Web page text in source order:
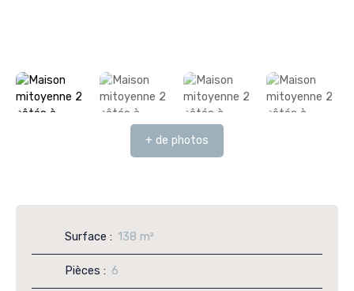
+ de photos
Surface : 138 m²
Pièces : 6